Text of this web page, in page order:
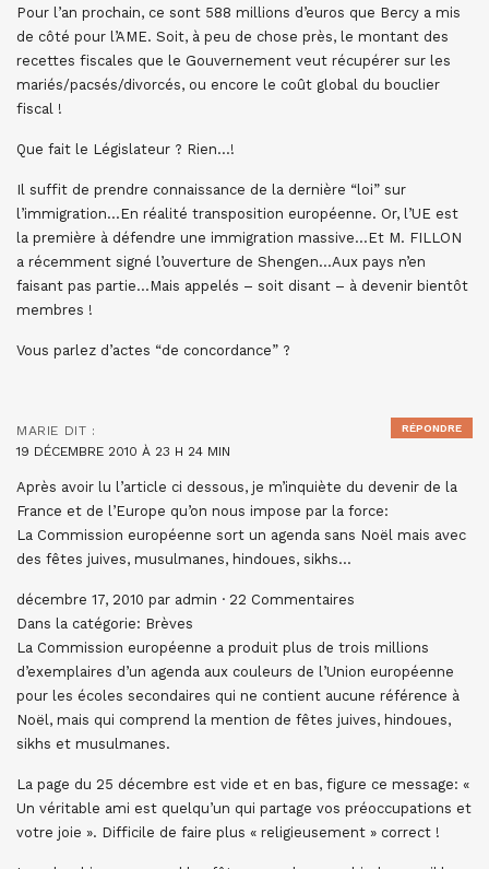
Pour l’an prochain, ce sont 588 millions d’euros que Bercy a mis
de côté pour l’AME. Soit, à peu de chose près, le montant des
recettes fiscales que le Gouvernement veut récupérer sur les
mariés/pacsés/divorcés, ou encore le coût global du bouclier
fiscal !
Que fait le Législateur ? Rien…!
Il suffit de prendre connaissance de la dernière “loi” sur
l’immigration…En réalité transposition européenne. Or, l’UE est
la première à défendre une immigration massive…Et M. FILLON
a récemment signé l’ouverture de Shengen…Aux pays n’en
faisant pas partie…Mais appelés – soit disant – à devenir bientôt
membres !
Vous parlez d’actes “de concordance” ?
MARIE DIT :
19 DÉCEMBRE 2010 À 23 H 24 MIN
Après avoir lu l’article ci dessous, je m’inquiète du devenir de la
France et de l’Europe qu’on nous impose par la force:
La Commission européenne sort un agenda sans Noël mais avec
des fêtes juives, musulmanes, hindoues, sikhs…
décembre 17, 2010 par admin · 22 Commentaires
Dans la catégorie: Brèves
La Commission européenne a produit plus de trois millions
d’exemplaires d’un agenda aux couleurs de l’Union européenne
pour les écoles secondaires qui ne contient aucune référence à
Noël, mais qui comprend la mention de fêtes juives, hindoues,
sikhs et musulmanes.
La page du 25 décembre est vide et en bas, figure ce message: «
Un véritable ami est quelqu’un qui partage vos préoccupations et
votre joie ». Difficile de faire plus « religieusement » correct !
RÉPONDRE